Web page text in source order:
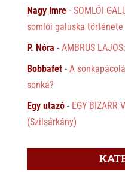
Nagy Imre- SOMLÓI
somlói galuska története
P. Nóra - AMBRUS
Bobbafet- A
sonka?
Egy utazó- EGY BIZARR
(Szilsárkány)